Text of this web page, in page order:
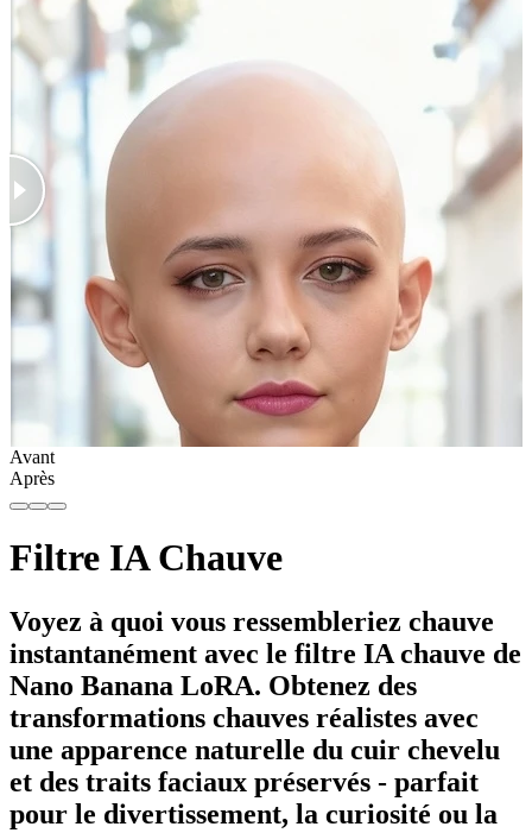
Avant
Après
Filtre IA Chauve
Voyez à quoi vous ressembleriez chauve
instantanément avec le filtre IA chauve de
Nano Banana LoRA. Obtenez des
transformations chauves réalistes avec
une apparence naturelle du cuir chevelu
et des traits faciaux préservés - parfait
pour le divertissement, la curiosité ou la